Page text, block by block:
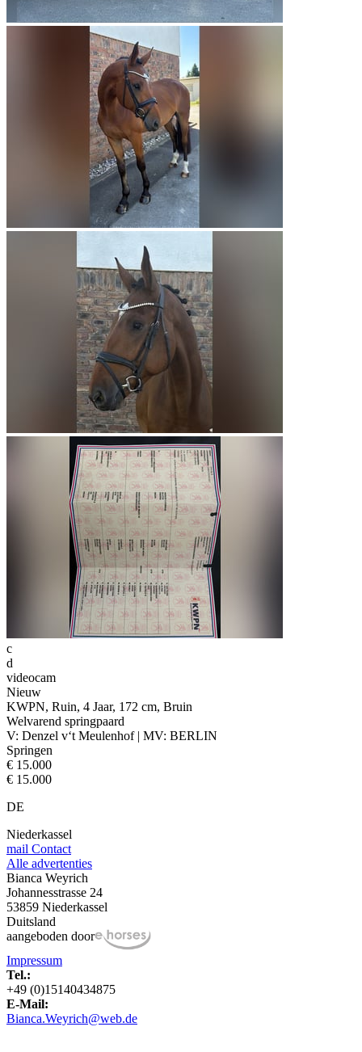
c
d
videocam
Nieuw
KWPN, Ruin, 4 Jaar, 172 cm, Bruin
Welvarend springpaard
V: Denzel v‘t Meulenhof | MV: BERLIN
Springen
€ 15.000
€ 15.000
DE
Niederkassel
mail Contact
Alle advertenties
Bianca Weyrich
Johannesstrasse 24
53859 Niederkassel
Duitsland
aangeboden door
Impressum
Tel.:
+49 (0)15140434875
E-Mail:
Bianca.Weyrich@web.de